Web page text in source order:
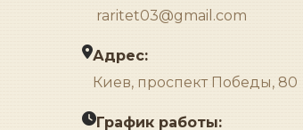
raritet03@gmail.com
Адрес:
Киев, проспект Победы, 80
График работы: